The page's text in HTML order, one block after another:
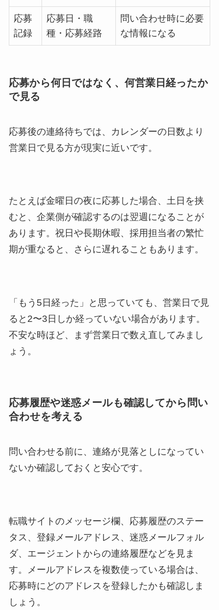
応募
記録
応募日・職
種・応募経路
問い合わせ時に必要
な情報になる
応募から何日ではなく、何営業日経ったか
で見る
応募後の連絡待ちでは、カレンダーの日数より
営業日で見る方が現実に近いです。
たとえば金曜日の夜に応募した場合、土日を挟
むと、企業側が確認するのは翌週になることが
あります。祝日や長期休暇、採用担当者の繁忙
期が重なると、さらに遅れることもあります。
「もう5日経った」と思っていても、営業日で見
ると2〜3日しか経っていない場合があります。
不安な時ほど、まず営業日で数え直してみまし
ょう。
応募履歴や迷惑メールも確認してから問い
合わせを考える
問い合わせる前に、連絡が見落としになってい
ないか確認しておくと安心です。
転職サイトのメッセージ欄、応募履歴のステー
タス、登録メールアドレス、迷惑メールフォル
ダ、エージェントからの連絡履歴などを見ま
す。メールアドレスを複数使っている場合は、
応募時にどのアドレスを登録したかも確認しま
しょう。